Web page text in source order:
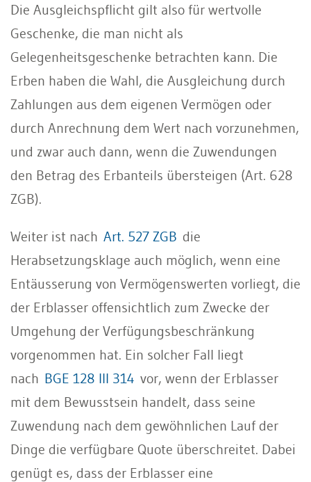
Die Ausgleichspflicht gilt also für wertvolle
Geschenke, die man nicht als
Gelegenheitsgeschenke betrachten kann. Die
Erben haben die Wahl, die Ausgleichung durch
Zahlungen aus dem eigenen Vermögen oder
durch Anrechnung dem Wert nach vorzunehmen,
und zwar auch dann, wenn die Zuwendungen
den Betrag des Erbanteils übersteigen (Art. 628
ZGB).
Weiter ist nach Art. 527 ZGB die
Herabsetzungsklage auch möglich, wenn eine
Entäusserung von Vermögenswerten vorliegt, die
der Erblasser offensichtlich zum Zwecke der
Umgehung der Verfügungsbeschränkung
vorgenommen hat. Ein solcher Fall liegt
nach BGE 128 III 314 vor, wenn der Erblasser
mit dem Bewusstsein handelt, dass seine
Zuwendung nach dem gewöhnlichen Lauf der
Dinge die verfügbare Quote überschreitet. Dabei
genügt es, dass der Erblasser eine